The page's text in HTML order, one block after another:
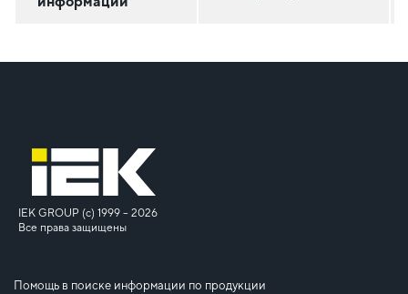
IEK GROUP (c) 1999 – 2026
Все права защищены
Помощь в поиске информации по продукции